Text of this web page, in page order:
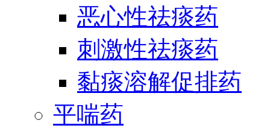
恶心性祛痰药
刺激性祛痰药
黏痰溶解促排药
平喘药